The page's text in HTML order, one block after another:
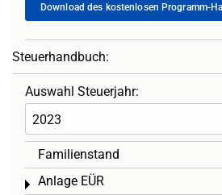
Download des kostenlosen Programm-
Steuerhandbuch:
Auswahl Steuerjahr:
Familienstand
Anlage EÜR
Toggle menu